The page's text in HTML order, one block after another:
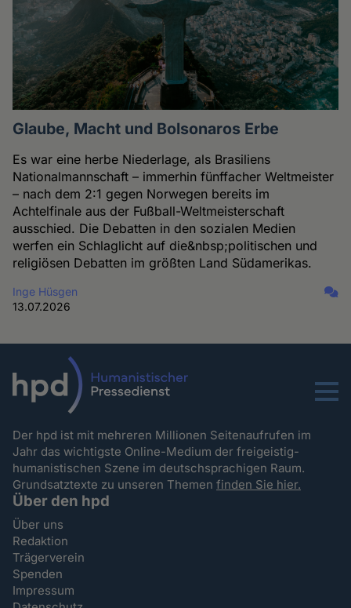
Glaube, Macht und Bolsonaros Erbe
Es war eine herbe Niederlage, als Brasiliens
Nationalmannschaft – immerhin fünffacher Weltmeister
– nach dem 2:1 gegen Norwegen bereits im
Achtelfinale aus der Fußball-Weltmeisterschaft
ausschied. Die Debatten in den sozialen Medien
werfen ein Schlaglicht auf die&nbsp;politischen und
religiösen Debatten im größten Land Südamerikas.
Inge Hüsgen
13.07.2026
Menu
Der hpd ist mit mehreren Millionen Seitenaufrufen im
Jahr das wichtigste Online-Medium der freigeistig-
humanistischen Szene im deutschsprachigen Raum.
Grundsatztexte zu unseren Themenfinden Sie hier.
Über den hpd
Über uns
Redaktion
Trägerverein
Spenden
Impressum